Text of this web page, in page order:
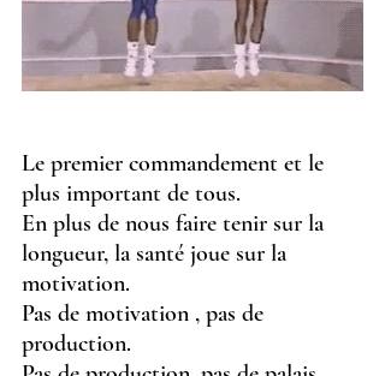
Le premier commandement et le
plus important de tous.
En plus de nous faire tenir sur la
longueur, la santé joue sur la
motivation.
Pas de motivation , pas de
production.